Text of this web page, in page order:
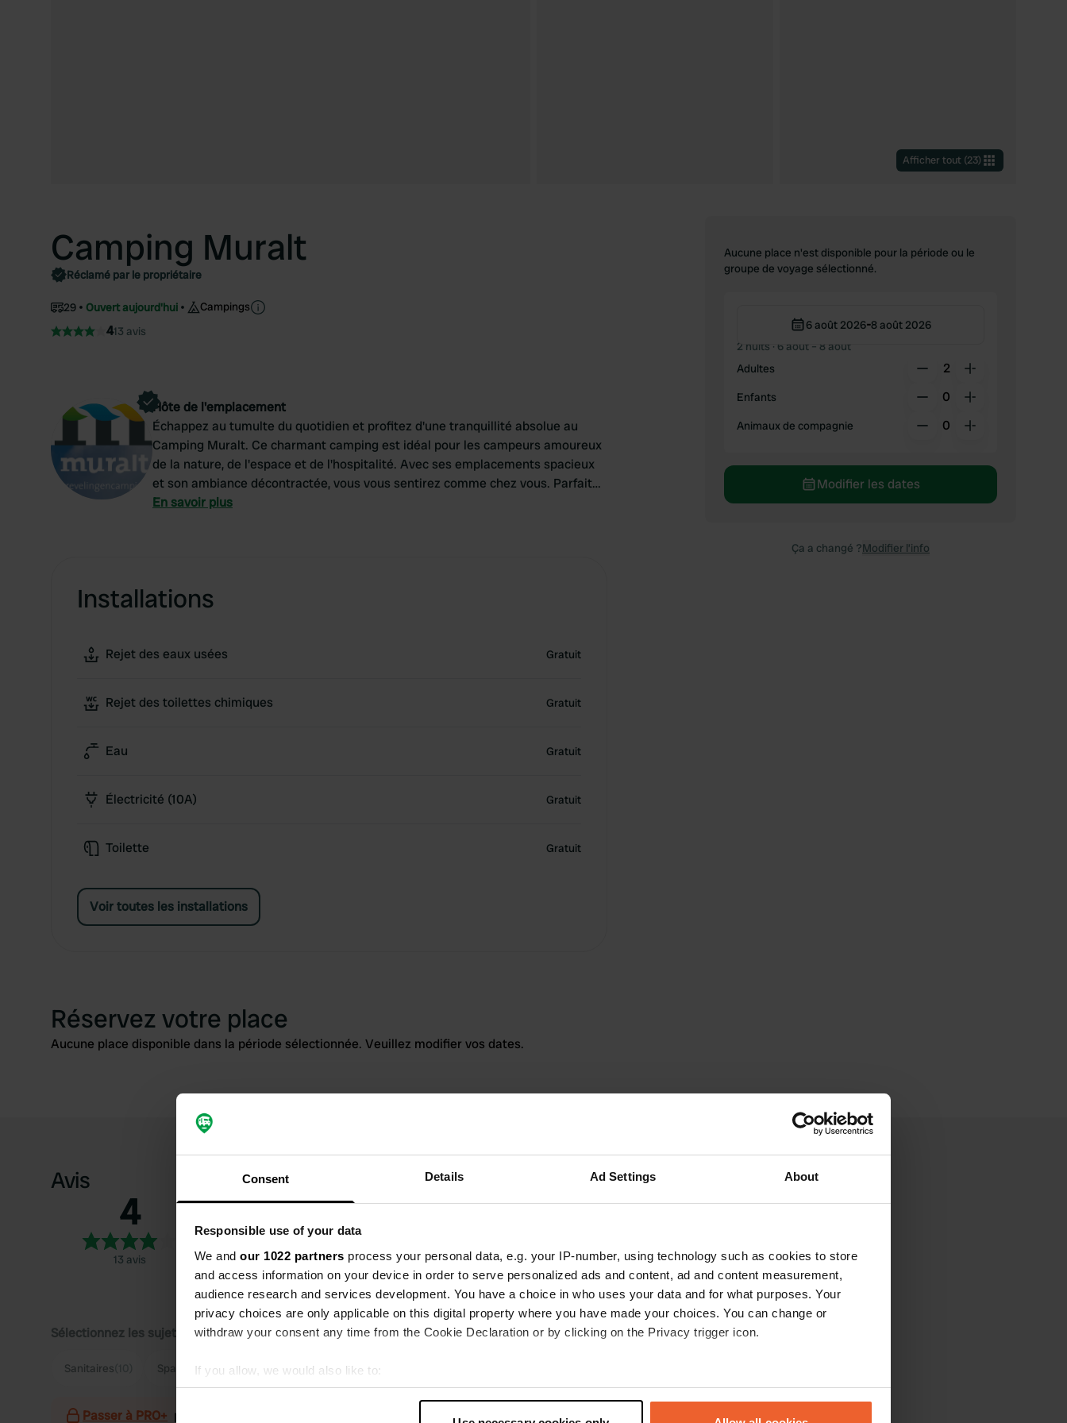
Consent Details Ad Settings About
Responsible use of your data
We and our 1022 partners process your personal data, e.g. your IP-number, using technology such as cookies to store
and access information on your device in order to serve personalized ads and content, ad and content measurement,
audience research and services development. You have a choice in who uses your data and for what purposes. Your
privacy choices are only applicable on this digital property where you have made your choices. You can change or
withdraw your consent any time from the Cookie Declaration or by clicking on the Privacy trigger icon.
If you allow, we would also like to:
Collect information about your geographical location which can be accurate to within several meters
Afficher tout (23)
Camping Muralt
Réclamé par le propriétaire
29 Ouvert aujourd'hui Campings
413 avis
Hôte de l'emplacement
Échappez au tumulte du quotidien et profitez d'une tranquillité absolue au
Camping Muralt. Ce charmant camping est idéal pour les campeurs amoureux
de la nature, de l'espace et de l'hospitalité. Avec ses emplacements spacieux
et son ambiance décontractée, vous vous sentirez comme chez vous. Parfait
pour une courte étape ou un séjour plus long dans un cadre magnifique.
En savoir plus
Installations
Rejet des eaux usées Gratuit
Rejet des toilettes chimiques Gratuit
Eau Gratuit
Électricité (10A) Gratuit
Toilette Gratuit
Voir toutes les installations
Aucune place n'est disponible pour la période ou le
groupe de voyage sélectionné.
6 août 2026-8 août 2026
2 nuits · 6 août – 8 août
Adultes
2
Enfants 0
Animaux de compagnie 0
Modifier les dates
Ça a changé ?Modifier l’info
Réservez votre place
Aucune place disponible dans la période sélectionnée. Veuillez modifier vos dates.
Avis
4
13 avis
5
2
1
Sélectionnez les sujets pour lire les critiques :
Sanitaires Spacieux (8) Calme(3) Supermarché(3)
Passer à PRO+ pour l'utilisation des filtres sur les avis